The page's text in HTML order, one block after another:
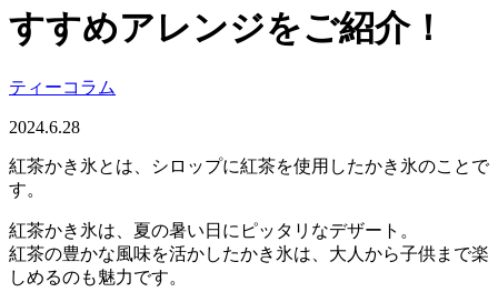
すすめアレンジをご紹介！
ティーコラム
2024.6.28
紅茶かき氷とは、シロップに紅茶を使用したかき氷のことで
す。
紅茶かき氷は、夏の暑い日にピッタリなデザート。
紅茶の豊かな風味を活かしたかき氷は、大人から子供まで楽
しめるのも魅力です。